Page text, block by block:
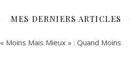
MES DERNIERS ARTICLES
« Moins Mais Mieux » : Quand Moins